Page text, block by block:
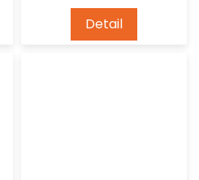
Detail